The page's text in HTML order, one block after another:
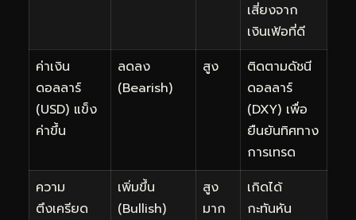
เสี่ยงจาก
เงินเฟ้อที่ดี
ค่าเงิน
ดอลลาร์
(USD) แข็ง
ค่าขึ้น
ลดลง
(Bearish)
สูง
ติดตามดัชนี
ดอลลาร์
(DXY) เพื่อ
ยืนยันทิศทาง
การเทรด
ความ
ตึงเครียด
เพิ่มขึ้น
(Bullish)
สูง
มาก
เกิดได้
กะทันหัน